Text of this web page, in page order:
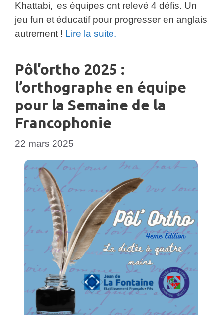
Khattabi, les équipes ont relevé 4 défis. Un
jeu fun et éducatif pour progresser en anglais
autrement ! Lire la suite.
Pôl’ortho 2025 :
l’orthographe en équipe
pour la Semaine de la
Francophonie
22 mars 2025